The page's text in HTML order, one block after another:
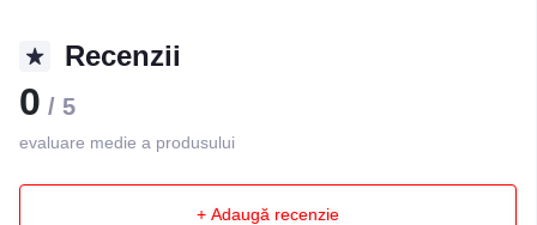
Recenzii
0 / 5
evaluare medie a produsului
+ Adaugă recenzie